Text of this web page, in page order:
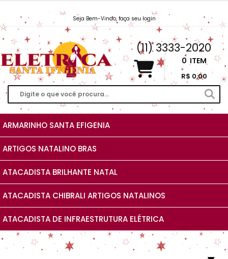
Seja Bem-Vindo, faça seu login
Vendas@EletricaSantaIfigenia.com.br
(11) 3333-2020
0 ITEM
R$ 0,00
ARMARINHO SANTA EFIGENIA
ARTIGOS NATALINO BRAS
ATACADISTA BRILHANTE NATAL
ATACADISTA CHIBRALI ARTIGOS NATALINOS
ATACADISTA DE INFRAESTRUTURA ELÉTRICA